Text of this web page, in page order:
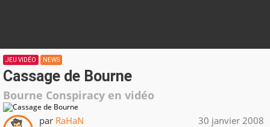
JEU VIDÉO NEWS
Cassage de Bourne
Bourne Conspiracy en vidéo
par RaHaN 30 janvier 2008